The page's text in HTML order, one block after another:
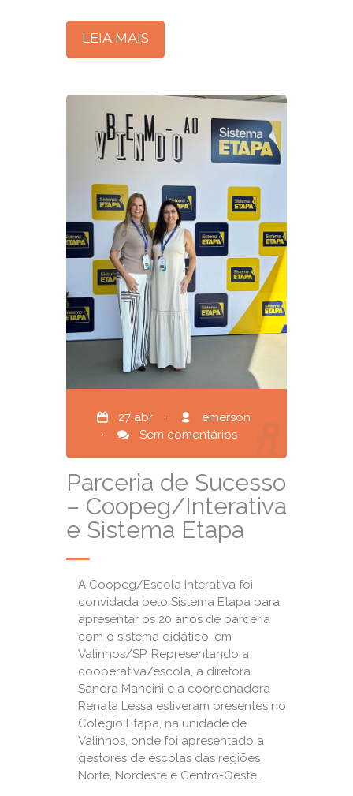
LEIA MAIS
27 abr ·
emerson
·
Sem comentários
Parceria de Sucesso
– Coopeg/Interativa
e Sistema Etapa
A Coopeg/Escola Interativa foi
convidada pelo Sistema Etapa para
apresentar os 20 anos de parceria
com o sistema didático, em
Valinhos/SP. Representando a
cooperativa/escola, a diretora
Sandra Mancini e a coordenadora
Renata Lessa estiveram presentes no
Colégio Etapa, na unidade de
Valinhos, onde foi apresentado a
gestores de escolas das regiões
Norte, Nordeste e Centro-Oeste …